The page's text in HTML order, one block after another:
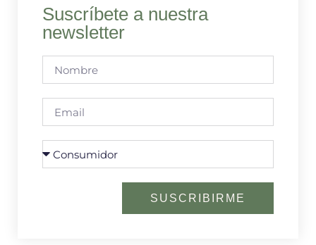
Suscríbete a nuestra
newsletter
SUSCRIBIRME